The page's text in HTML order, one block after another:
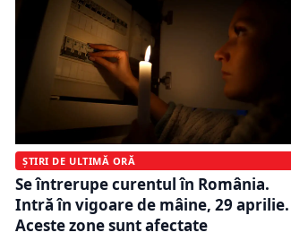
ȘTIRI DE ULTIMĂ ORĂ
Se întrerupe curentul în România.
Intră în vigoare de mâine, 29 aprilie.
Aceste zone sunt afectate